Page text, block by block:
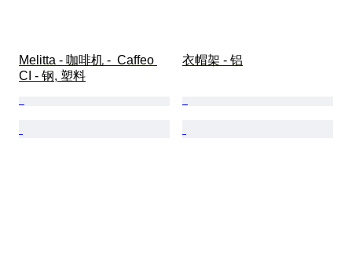
Melitta - 咖啡机 -  Caffeo
CI - 钢, 塑料
衣帽架 - 铝